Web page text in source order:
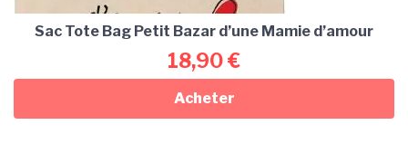
Sac Tote Bag Petit Bazar d’une Mamie d’amour
18,90€
Acheter